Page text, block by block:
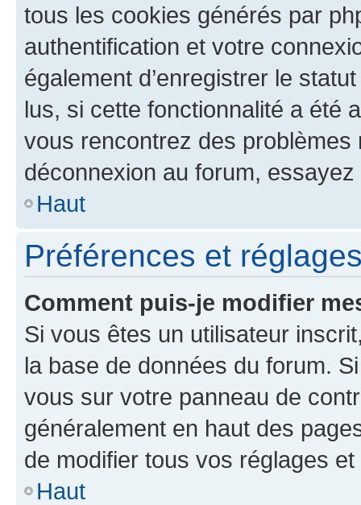
tous les cookies générés par
authentification et votre
également d’enregistrer le
lus, si cette fonctionnalité a été
vous rencontrez des
déconnexion au forum,
Haut
Préférences et
Comment puis-je modifier
Si vous êtes un utilisateur
la base de données du forum.
vous sur votre panneau de
généralement en haut des
de modifier tous vos réglages
Haut